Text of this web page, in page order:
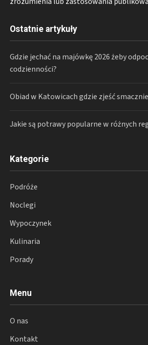
Ostatnie artykuły
Gdzie jechać na majówkę 2026 żeby
codzienności?
Obiad w Katowicach gdzie zjeść
Jakie są potrawy popularne w różnych
Kategorie
Podróże
Noclegi
Wypoczynek
Kulinaria
Porady
Menu
O nas
Kontakt